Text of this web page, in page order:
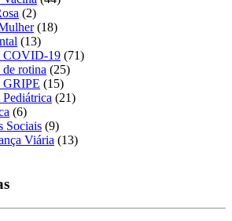
(2)
(18)
(13)
COVID-19 (71)
de rotina (25)
GRIPE (15)
(21)
(6)
Sociais (9)
Viária (13)